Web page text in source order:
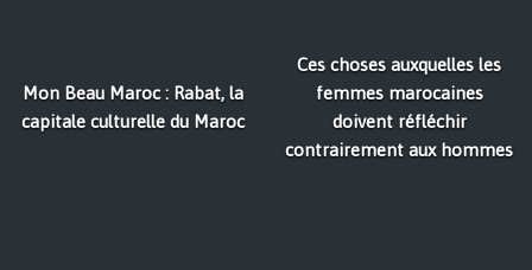
Mon Beau Maroc : Rabat, la
capitale culturelle du Maroc
Ces choses auxquelles les
femmes marocaines
doivent réfléchir
contrairement aux hommes